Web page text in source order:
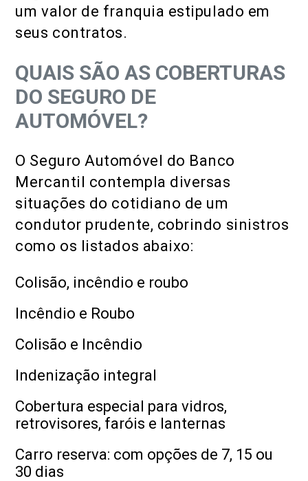
um valor de franquia estipulado em
seus contratos.
QUAIS SÃO AS COBERTURAS
DO SEGURO DE
AUTOMÓVEL?
O Seguro Automóvel do Banco
Mercantil contempla diversas
situações do cotidiano de um
condutor prudente, cobrindo sinistros
como os listados abaixo:
Colisão, incêndio e roubo
Incêndio e Roubo
Colisão e Incêndio
Indenização integral
Cobertura especial para vidros,
retrovisores, faróis e lanternas
Carro reserva: com opções de 7, 15 ou
30 dias